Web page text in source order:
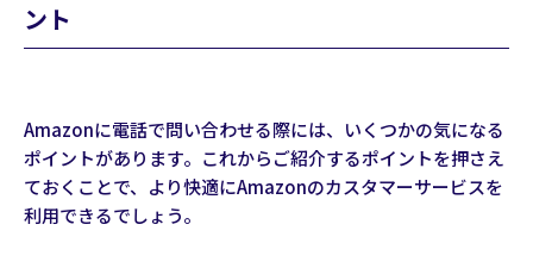
ント
Amazonに電話で問い合わせる際には、いくつかの気になる
ポイントがあります。これからご紹介するポイントを押さえ
ておくことで、より快適にAmazonのカスタマーサービスを
利用できるでしょう。